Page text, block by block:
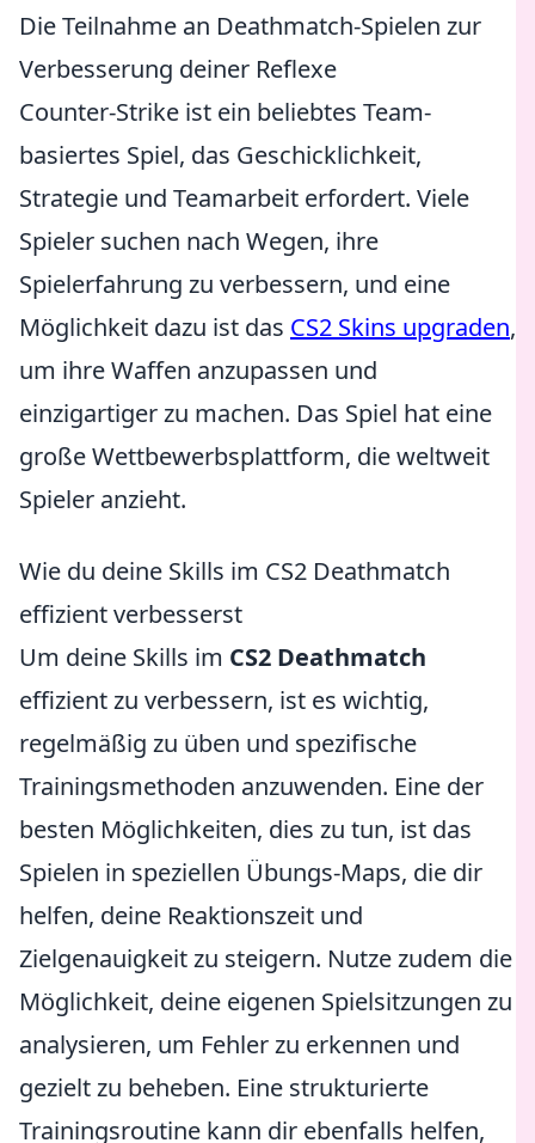
Die Teilnahme an Deathmatch-Spielen zur
Verbesserung deiner Reflexe
Counter-Strike ist ein beliebtes Team-
basiertes Spiel, das Geschicklichkeit,
Strategie und Teamarbeit erfordert. Viele
Spieler suchen nach Wegen, ihre
Spielerfahrung zu verbessern, und eine
Möglichkeit dazu ist das CS2 Skins upgraden,
um ihre Waffen anzupassen und
einzigartiger zu machen. Das Spiel hat eine
große Wettbewerbsplattform, die weltweit
Spieler anzieht.
Wie du deine Skills im CS2 Deathmatch
effizient verbesserst
Um deine Skills im CS2 Deathmatch
effizient zu verbessern, ist es wichtig,
regelmäßig zu üben und spezifische
Trainingsmethoden anzuwenden. Eine der
besten Möglichkeiten, dies zu tun, ist das
Spielen in speziellen Übungs-Maps, die dir
helfen, deine Reaktionszeit und
Zielgenauigkeit zu steigern. Nutze zudem die
Möglichkeit, deine eigenen Spielsitzungen zu
analysieren, um Fehler zu erkennen und
gezielt zu beheben. Eine strukturierte
Trainingsroutine kann dir ebenfalls helfen,